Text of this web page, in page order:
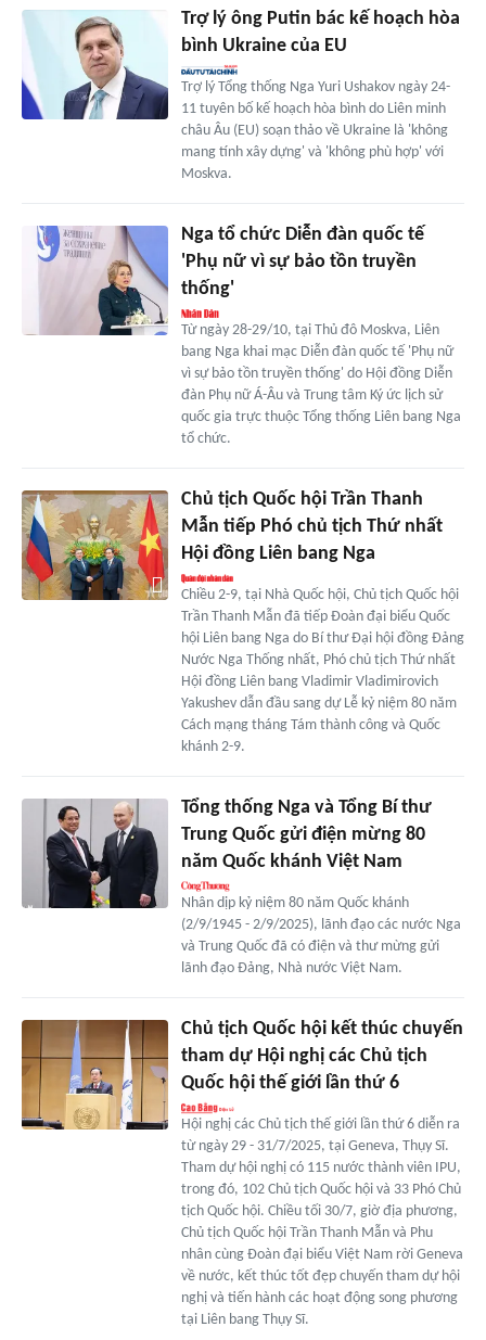
Trợ lý ông Putin bác kế hoạch hòa
bình Ukraine của EU
Trợ lý Tổng thống Nga Yuri Ushakov ngày 24-
11 tuyên bố kế hoạch hòa bình do Liên minh
châu Âu (EU) soạn thảo về Ukraine là 'không
mang tính xây dựng' và 'không phù hợp' với
Moskva.
Nga tổ chức Diễn đàn quốc tế
'Phụ nữ vì sự bảo tồn truyền
thống'
Từ ngày 28-29/10, tại Thủ đô Moskva, Liên
bang Nga khai mạc Diễn đàn quốc tế 'Phụ nữ
vì sự bảo tồn truyền thống' do Hội đồng Diễn
đàn Phụ nữ Á-Âu và Trung tâm Ký ức lịch sử
quốc gia trực thuộc Tổng thống Liên bang Nga
tổ chức.
Chủ tịch Quốc hội Trần Thanh
Mẫn tiếp Phó chủ tịch Thứ nhất
Hội đồng Liên bang Nga
Chiều 2-9, tại Nhà Quốc hội, Chủ tịch Quốc hội
Trần Thanh Mẫn đã tiếp Đoàn đại biểu Quốc
hội Liên bang Nga do Bí thư Đại hội đồng Đảng
Nước Nga Thống nhất, Phó chủ tịch Thứ nhất
Hội đồng Liên bang Vladimir Vladimirovich
Yakushev dẫn đầu sang dự Lễ kỷ niệm 80 năm
Cách mạng tháng Tám thành công và Quốc
khánh 2-9.
Tổng thống Nga và Tổng Bí thư
Trung Quốc gửi điện mừng 80
năm Quốc khánh Việt Nam
Nhân dịp kỷ niệm 80 năm Quốc khánh
(2/9/1945 - 2/9/2025), lãnh đạo các nước Nga
và Trung Quốc đã có điện và thư mừng gửi
lãnh đạo Đảng, Nhà nước Việt Nam.
Chủ tịch Quốc hội kết thúc chuyến
tham dự Hội nghị các Chủ tịch
Quốc hội thế giới lần thứ 6
Hội nghị các Chủ tịch thế giới lần thứ 6 diễn ra
từ ngày 29 - 31/7/2025, tại Geneva, Thụy Sĩ.
Tham dự hội nghị có 115 nước thành viên IPU,
trong đó, 102 Chủ tịch Quốc hội và 33 Phó Chủ
tịch Quốc hội. Chiều tối 30/7, giờ địa phương,
Chủ tịch Quốc hội Trần Thanh Mẫn và Phu
nhân cùng Đoàn đại biểu Việt Nam rời Geneva
về nước, kết thúc tốt đẹp chuyến tham dự hội
nghị và tiến hành các hoạt động song phương
tại Liên bang Thụy Sĩ.